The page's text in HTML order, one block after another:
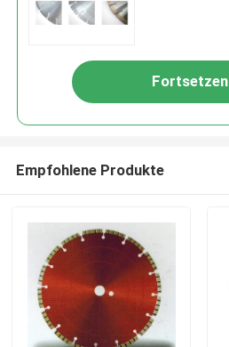
Fortsetzen
Empfohlene Produkte